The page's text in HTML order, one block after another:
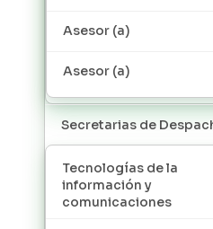
Asesor (a)
Asesor (a)
Secretarias de
Tecnologías de la
información y
comunicaciones